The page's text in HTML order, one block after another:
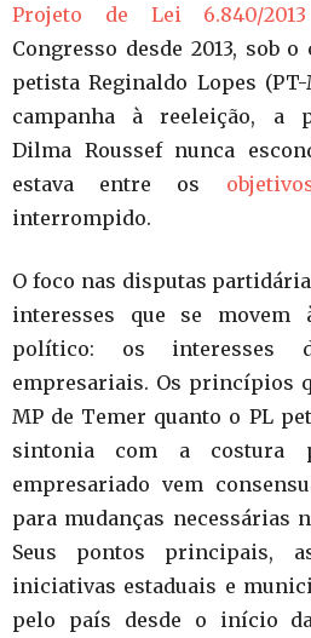
Projeto de Lei 6.840/2013
Congresso desde 2013, sob
petista Reginaldo Lopes (PT-
campanha à reeleição, a
Dilma Roussef nunca
estava entre os
interrompido.
O foco nas disputas
interesses que se movem
político: os interesses
empresariais. Os princípios
MP de Temer quanto o PL
sintonia com a costura
empresariado vem
para mudanças necessárias
Seus pontos principais,
iniciativas estaduais e
pelo país desde o início